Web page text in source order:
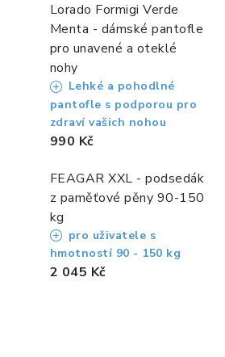
Lorado Formigi Verde
Menta - dámské pantofle
pro unavené a oteklé
nohy
Lehké a pohodlné
pantofle s podporou pro
zdraví vašich nohou
990 Kč
FEAGAR XXL - podsedák
z paměťové pěny 90-150
kg
pro uživatele s
hmotností 90 - 150 kg
2 045 Kč